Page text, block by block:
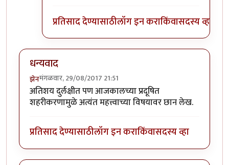
प्रतिसाद देण्यासाठीलॉग इन कराकिंवासदस्य व्हा
धन्यवाद
झेनमंगळवार, 29/08/2017 21:51
अतिशय दुर्लक्षीत पण आजकालच्या प्रदूषित
शहरीकरणामुळे अत्यंत महत्त्वाच्या विषयावर छान लेख.
प्रतिसाद देण्यासाठीलॉग इन कराकिंवासदस्य व्हा